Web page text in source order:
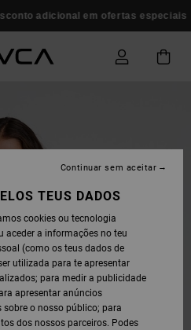
adicional em ofertas especiais
TEUS DADOS
cookies ou tecnologia
aceder a informações no teu
(como os teus dados de
utilizada para te apresentar
para medir a publicidade
apresentar anúncios
o nosso público; para
dos nossos parceiros. Podes
Continuar sem aceitar